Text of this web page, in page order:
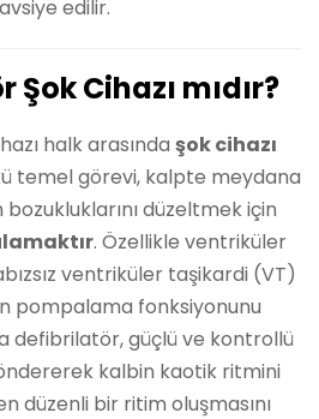
edilir.
Cihazı mıdır?
halk arasında şok cihazı
temel görevi, kalpte meydana
düzeltmek için
. Özellikle ventriküler
ventriküler taşikardi (VT)
pompalama fonksiyonunu
defibrilatör, güçlü ve kontrollü
kalbin kaotik ritmini
düzenli bir ritim oluşmasını